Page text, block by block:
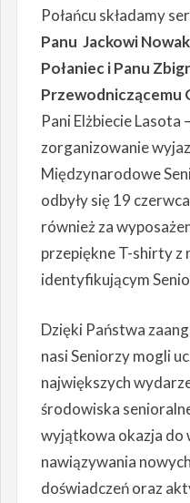
Połańcu składamy
Panu Jackowi
Połaniec i Panu
Przewodniczącemu
Pani Elżbiecie Lasota
zorganizowanie
Międzynarodowe
odbyły się 19
również za
przepiękne T-shirty z
identyfikującym
Dzięki Państwa
nasi Seniorzy mogli
największych
środowiska
wyjątkowa okazja do
nawiązywania
doświadczeń oraz